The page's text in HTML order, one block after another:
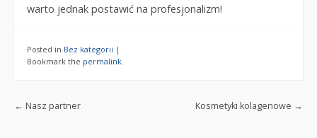
warto jednak postawić na profesjonalizm!
Posted in Bez kategorii |
Bookmark the permalink
Post navigation
← Nasz partner Kosmetyki kolagenowe →